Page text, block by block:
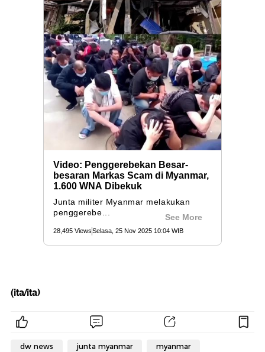
(ita/ita)
dw news junta myanmar myanmar